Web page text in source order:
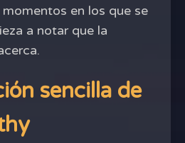
en los que se
a notar que la
sencilla de